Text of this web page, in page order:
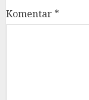
Komentar *